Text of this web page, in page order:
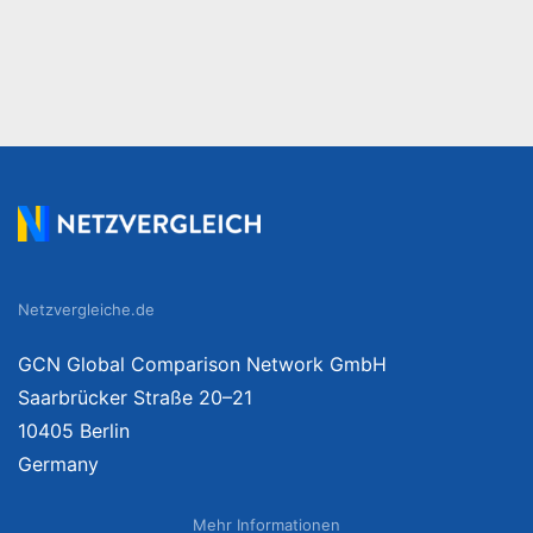
Netzvergleiche.de
GCN Global Comparison Network GmbH
Saarbrücker Straße 20–21
10405 Berlin
Germany
Mehr Informationen